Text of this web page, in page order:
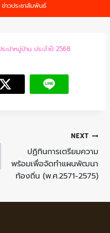
ข่าวประชาสัมพันธ์
ะปาหมู่บ้าน ประจำปี 2568
NEXT
ปฏิทินการเตรียมความ
พร้อมเพื่อจัดทำแผนพัฒนา
ท้องถิ่น (พ.ศ.2571-2575)